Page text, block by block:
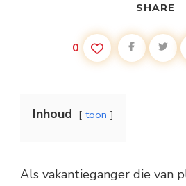
SHARE
0
Inhoud toon
Als vakantieganger die van